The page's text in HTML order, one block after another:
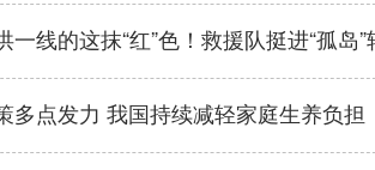
一线的这抹“红”色！救援队挺进“孤岛
多点发力 我国持续减轻家庭生养负担